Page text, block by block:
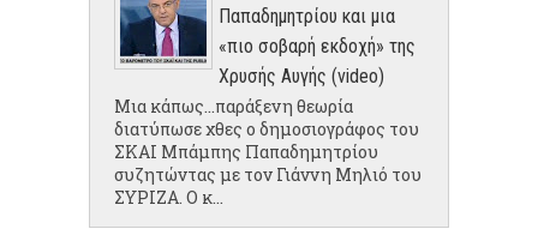
Παπαδημητρίου και μια
«πιο σοβαρή εκδοχή» της
Χρυσής Αυγής (video)
Μια κάπως...παράξενη θεωρία
διατύπωσε χθες ο δημοσιογράφος του
ΣΚΑΙ Μπάμπης Παπαδημητρίου
συζητώντας με τον Γιάννη Μηλιό του
ΣΥΡΙΖΑ. Ο κ...